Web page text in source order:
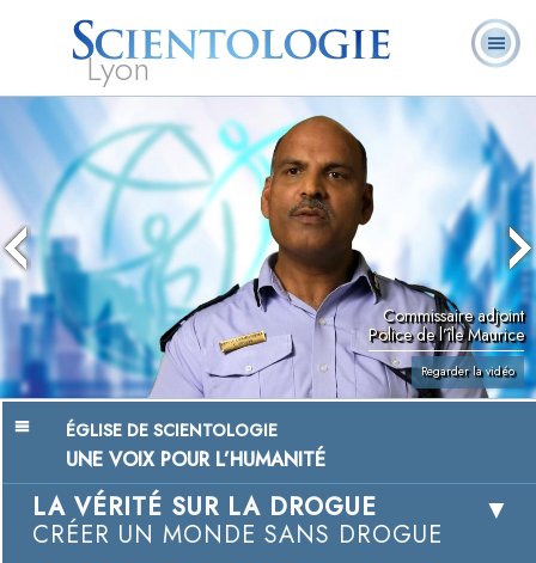
Lyon
L. Ron Hubbard
Scientologie ?
volontaires
Foire aux
questions
Livres
Commissaire adjoint
Police de l’île Maurice
Regarder la vidéo
ÉGLISE DE SCIENTOLOGIE
UNE VOIX POUR L’HUMANITÉ
LA VÉRITÉ SUR LA DROGUE
CRÉER UN MONDE SANS DROGUE